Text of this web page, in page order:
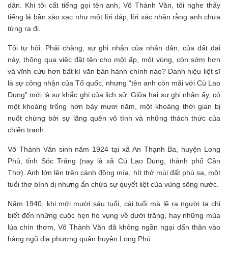
dân. Khi tôi cất tiếng gọi tên anh, Võ Thành Văn, tôi nghe thấy
tiếng lá bần xào xạc như một lời đáp, lời xác nhận rằng anh chưa
từng ra đi.
Tôi tự hỏi: Phải chăng, sự ghi nhận của nhân dân, của đất đai
này, thông qua việc đặt tên cho một ấp, một vùng, còn sớm hơn
và vĩnh cửu hơn bất kì văn bản hành chính nào? Danh hiệu liệt sĩ
là sự công nhận của Tổ quốc, nhưng “tên anh còn mãi với Cù Lao
Dung” mới là sự khắc ghi của lịch sử. Giữa hai sự ghi nhận ấy, có
một khoảng trống hơn bảy mươi năm, một khoảng thời gian bị
nuốt chửng bởi sự lãng quên vô tình và những thách thức của
chiến tranh.
Võ Thành Văn sinh năm 1924 tại xã An Thạnh Ba, huyện Long
Phú, tỉnh Sóc Trăng (nay là xã Cù Lao Dung, thành phố Cần
Thơ). Anh lớn lên trên cánh đồng mía, hít thở mùi đất phù sa, một
tuổi thơ bình dị nhưng ẩn chứa sự quyết liệt của vùng sông nước.
Năm 1940, khi mới mười sáu tuổi, cái tuổi mà lẽ ra người ta chỉ
biết đến những cuộc hẹn hò vụng về dưới trăng, hay những mùa
lúa chín thơm, Võ Thành Văn đã không ngần ngại dấn thân vào
hàng ngũ địa phương quân huyện Long Phú.